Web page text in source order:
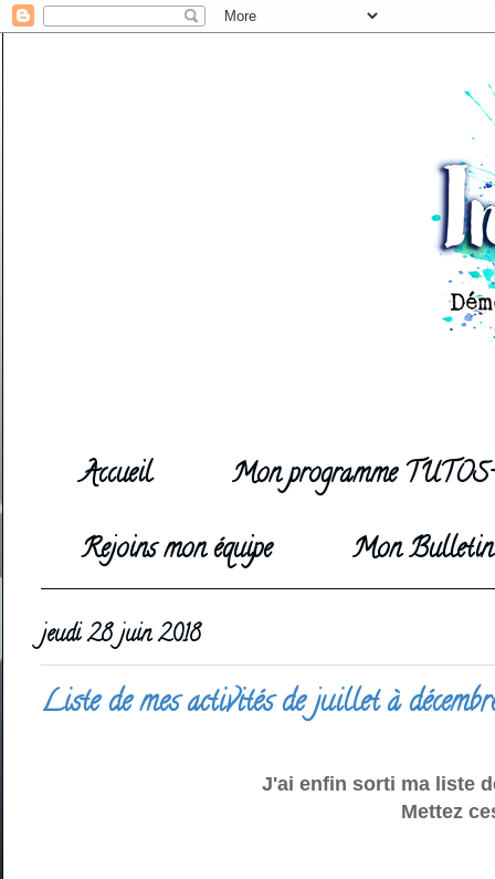
Accueil
Mon programme
Rejoins mon équipe
Mon
jeudi 28 juin 2018
Liste de mes activités de juillet à
J'ai enfin sorti ma liste
Mettez